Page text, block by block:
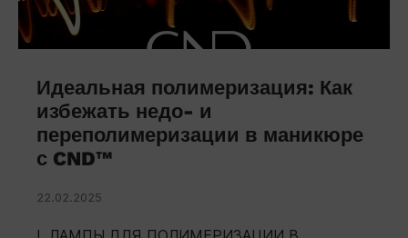
Идеальная полимеризация: Как
избежать недо- и
переполимеризации в маникюре
с CND™
22.02.2025